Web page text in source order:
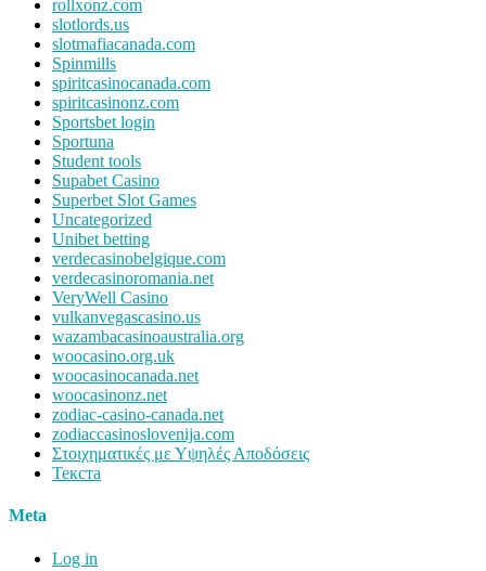
rollxonz.com
slotlords.us
slotmafiacanada.com
Spinmills
spiritcasinocanada.com
spiritcasinonz.com
Sportsbet login
Sportuna
Student tools
Supabet Casino
Superbet Slot Games
Uncategorized
Unibet betting
verdecasinobelgique.com
verdecasinoromania.net
VeryWell Casino
vulkanvegascasino.us
wazambacasinoaustralia.org
woocasino.org.uk
woocasinocanada.net
woocasinonz.net
zodiac-casino-canada.net
zodiaccasinoslovenija.com
Στοιχηματικές με Υψηλές Αποδόσεις
Текста
Meta
Log in